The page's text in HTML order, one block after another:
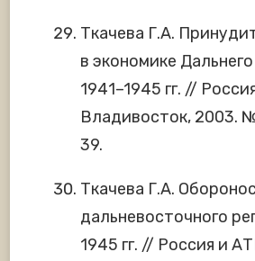
Ткачева Г.А.
в экономике
1941–1945 гг. //
Владивосток, 2003.
39.
Ткачева Г.А.
дальневосточного
1945 гг. // Россия и